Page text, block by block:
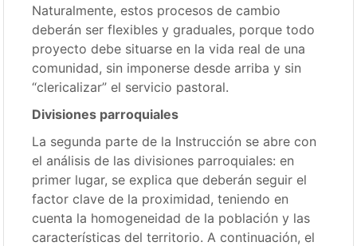
Naturalmente, estos procesos de cambio
deberán ser flexibles y graduales, porque todo
proyecto debe situarse en la vida real de una
comunidad, sin imponerse desde arriba y sin
“clericalizar” el servicio pastoral.
Divisiones parroquiales
La segunda parte de la Instrucción se abre con
el análisis de las divisiones parroquiales: en
primer lugar, se explica que deberán seguir el
factor clave de la proximidad, teniendo en
cuenta la homogeneidad de la población y las
características del territorio. A continuación, el